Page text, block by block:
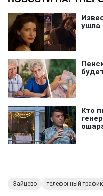
Зайцево телефонный трафик